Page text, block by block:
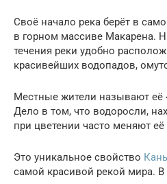
Своё начало река берёт в
в горном массиве Макарена.
течения реки удобно
красивейших водопадов,
Местные жители называют её
Дело в том, что водоросли,
при цветении часто меняют её
Это уникальное свойство
самой красивой рекой мира. В